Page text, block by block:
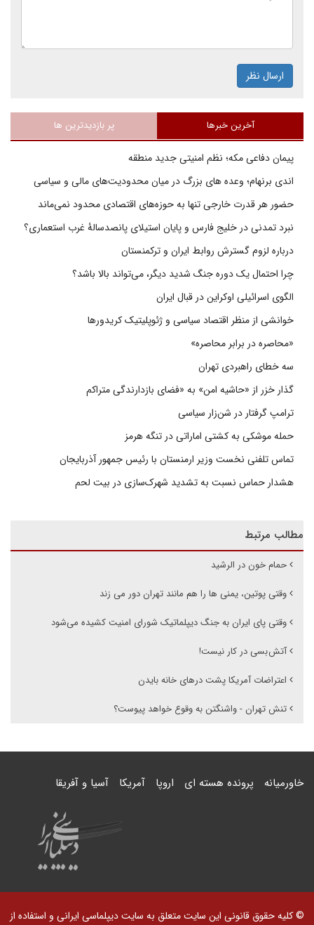
ارسال نظر
آخرین خبرها پر بازدیدترین ها
پیمان دفاعی مکه؛ نظم امنیتی جدید منطقه
اندی برنهام؛ وعده های بزرگ در میان محدودیت‌های مالی و سیاسی
حضور هر قدرت خارجی تنها به حوزه‌های اقتصادی محدود نمی‌ماند
نبرد تمدنی در خلیج فارس و پایان استیلای پانصدسالۀ غرب استعماری؟
درباره لزوم گسترش روابط ایران و ترکمنستان
چرا احتمال یک دوره جنگ شدید دیگر، می‌تواند بالا باشد؟
الگوی اسرائیلی اوکراین در قبال ایران
خوانشی از منظر اقتصاد سیاسی و ژئوپلیتیک کریدورها
«محاصره در برابر محاصره»
سه خطای راهبردی تهران
گذار خزر از «حاشیه امن» به «فضای بازدارندگی متراکم
ترامپ گرفتار در شن‌زار سیاسی
حمله موشکی به کشتی اماراتی در تنگه هرمز
تماس تلفنی نخست وزیر ارمنستان با رئیس جمهور آذربایجان
هشدار حماس نسبت به تشدید شهرک‌سازی در بیت‌ لحم
مطالب مرتبط
حمام خون در الرشید
وقتی پوتین، یمنی ها را هم مانند تهران دور می زند
‌وقتی پای ایران به جنگ دیپلماتیک شورای امنیت کشیده می‌شود
آتش بسی در کار نیست!
اعتراضات آمریکا پشت درهای خانه بایدن
تنش تهران - واشنگتن به وقوع خواهد پیوست؟
خاورمیانه پرونده هسته ای اروپا آمریکا آسیا و آفریقا
© کلیه حقوق قانونی این سایت متعلق به سایت دیپلماسی ایرانی و استفاده از